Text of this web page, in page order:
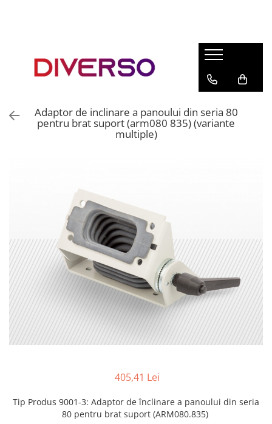
ASA
MULTIMATERIAL
Adaptor de inclinare a panoului din seria 80
pentru brat suport (arm080 835) (variante
multiple)
405,41 Lei
Tip Produs 9001-3: Adaptor de înclinare a panoului din seria
80 pentru brat suport (ARM080.835)